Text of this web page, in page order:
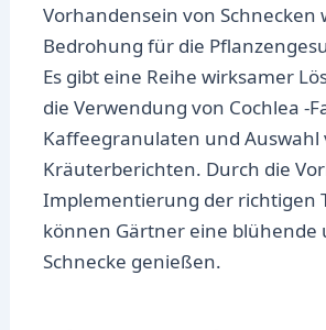
Vorhandensein von Schnecken
Bedrohung für die
Es gibt eine Reihe wirksamer
die Verwendung von Cochlea -
Kaffeegranulaten und Auswahl
Kräuterberichten. Durch die
Implementierung der richtigen
können Gärtner eine blühende
Schnecke genießen.